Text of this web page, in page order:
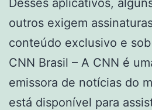
outros exigem
conteúdo exclusivo e
CNN Brasil – A CNN é
emissora de notícias do
está disponível para